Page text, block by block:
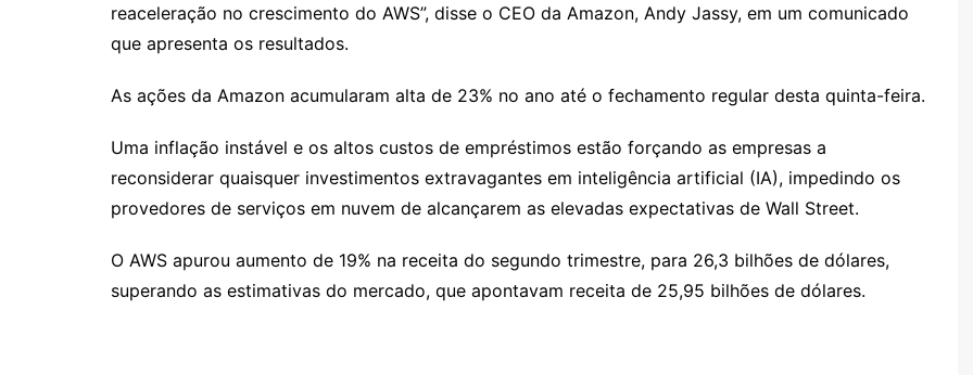
reaceleração no crescimento do AWS”, disse o CEO da Amazon, Andy Jassy, em um comunicado
que apresenta os resultados.
As ações da Amazon acumularam alta de 23% no ano até o fechamento regular desta quinta-feira.
Uma inflação instável e os altos custos de empréstimos estão forçando as empresas a
reconsiderar quaisquer investimentos extravagantes em inteligência artificial (IA), impedindo os
provedores de serviços em nuvem de alcançarem as elevadas expectativas de Wall Street.
O AWS apurou aumento de 19% na receita do segundo trimestre, para 26,3 bilhões de dólares,
superando as estimativas do mercado, que apontavam receita de 25,95 bilhões de dólares.